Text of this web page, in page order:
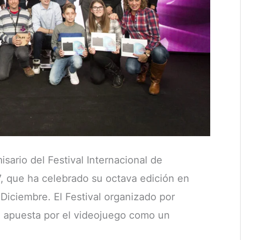
del Festival Internacional de
que ha celebrado su octava edición en
El Festival organizado por
por el videojuego como un